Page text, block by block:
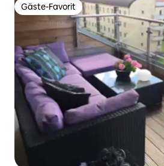
Gäste-Favorit
Gäste-Favorit